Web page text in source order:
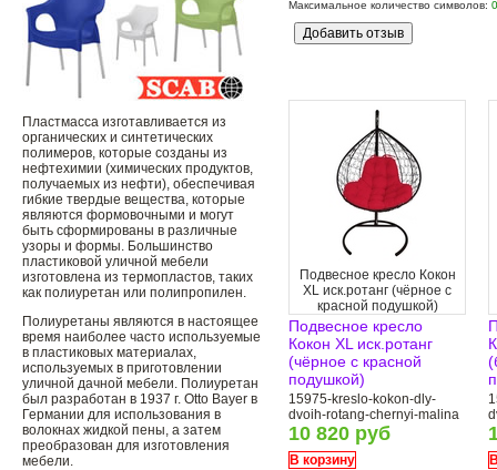
Пластмасса изготавливается из
органических и синтетических
полимеров, которые созданы из
нефтехимии (химических продуктов,
получаемых из нефти), обеспечивая
гибкие твердые вещества, которые
являются формовочными и могут
быть сформированы в различные
узоры и формы. Большинство
пластиковой уличной мебели
изготовлена ​​из термопластов, таких
как полиуретан или полипропилен.
Полиуретаны являются в настоящее
время наиболее часто используемые
в пластиковых материалах,
используемых в приготовлении
уличной дачной мебели. Полиуретан
был разработан в 1937 г. Otto Bayer в
Германии для использования в
волокнах жидкой пены, а затем
преобразован для изготовления
мебели.
Максимальное количество символов: 0
Подвесное кресло Кокон
XL иск.ротанг (чёрное с
красной подушкой)
Подвесное кресло
Кокон XL иск.ротанг
(чёрное с красной
подушкой)
15975-kreslo-kokon-dly-
dvoih-rotang-chernyi-malina
10 820 руб
В корзину